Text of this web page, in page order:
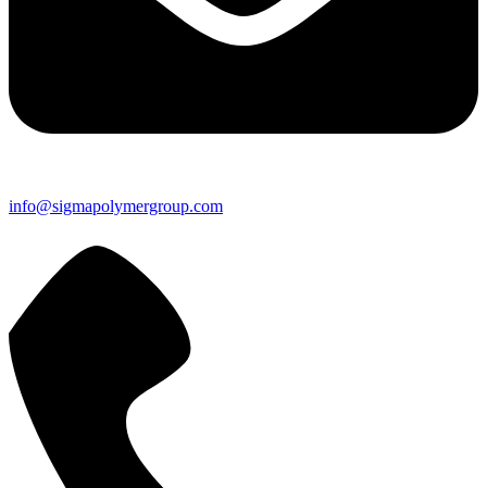
info@sigmapolymergroup.com